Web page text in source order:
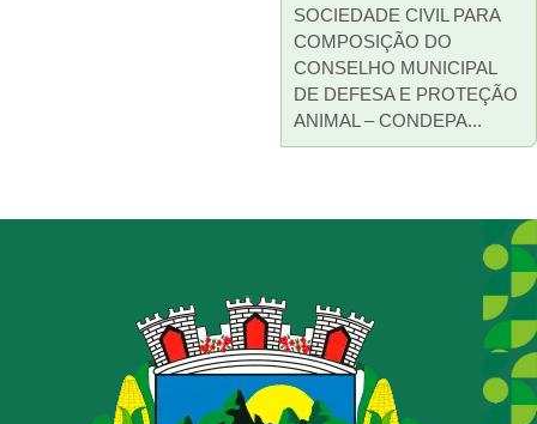
SOCIEDADE CIVIL PARA
COMPOSIÇÃO DO
CONSELHO MUNICIPAL
DE DEFESA E PROTEÇÃO
ANIMAL – CONDEPA...